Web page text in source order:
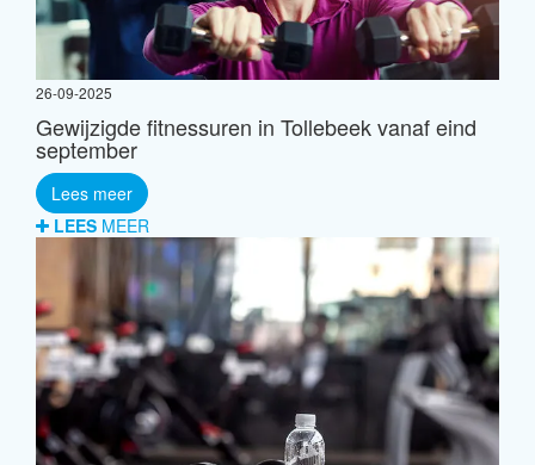
26-09-2025
Gewijzigde fitnessuren in Tollebeek vanaf eind
september
Lees meer
LEES MEER